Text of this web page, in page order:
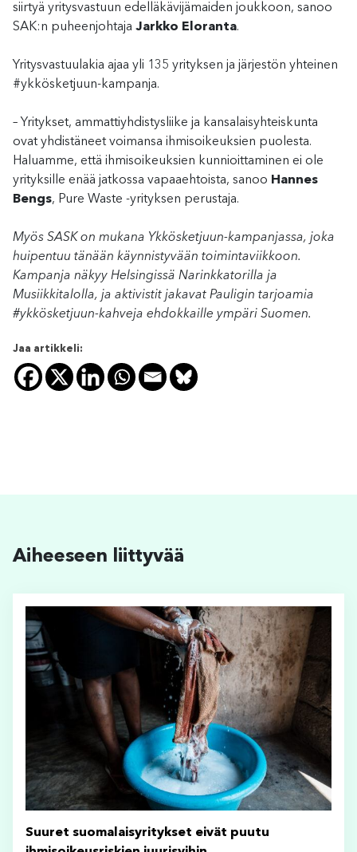
siirtyä yritysvastuun edelläkävijämaiden joukkoon, sanoo
SAK:n puheenjohtaja Jarkko Eloranta.
Yritysvastuulakia ajaa yli 135 yrityksen ja järjestön yhteinen
#ykkösketjuun-kampanja.
– Yritykset, ammattiyhdistysliike ja kansalaisyhteiskunta
ovat yhdistäneet voimansa ihmisoikeuksien puolesta.
Haluamme, että ihmisoikeuksien kunnioittaminen ei ole
yrityksille enää jatkossa vapaaehtoista, sanoo Hannes
Bengs, Pure Waste -yrityksen perustaja.
Myös SASK on mukana Ykkösketjuun-kampanjassa, joka
huipentuu tänään käynnistyvään toimintaviikkoon.
Kampanja näkyy Helsingissä Narinkkatorilla ja
Musiikkitalolla, ja aktivistit jakavat Pauligin tarjoamia
#ykkösketjuun-kahveja ehdokkaille ympäri Suomen.
Jaa artikkeli:
Aiheeseen liittyvää
Suuret suomalaisyritykset eivät puutu